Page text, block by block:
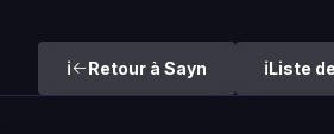
Retour à Sayn Liste